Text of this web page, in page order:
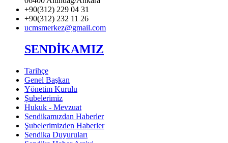
+90(312) 229 04 31
+90(312) 232 11 26
ucmsmerkez@gmail.com
SENDİKAMIZ
Tarihçe
Genel Başkan
Yönetim Kurulu
Şubelerimiz
Hukuk - Mevzuat
Sendikamızdan Haberler
Şubelerimizden Haberler
Sendika Duyuruları